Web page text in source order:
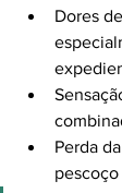
Dores
Perda